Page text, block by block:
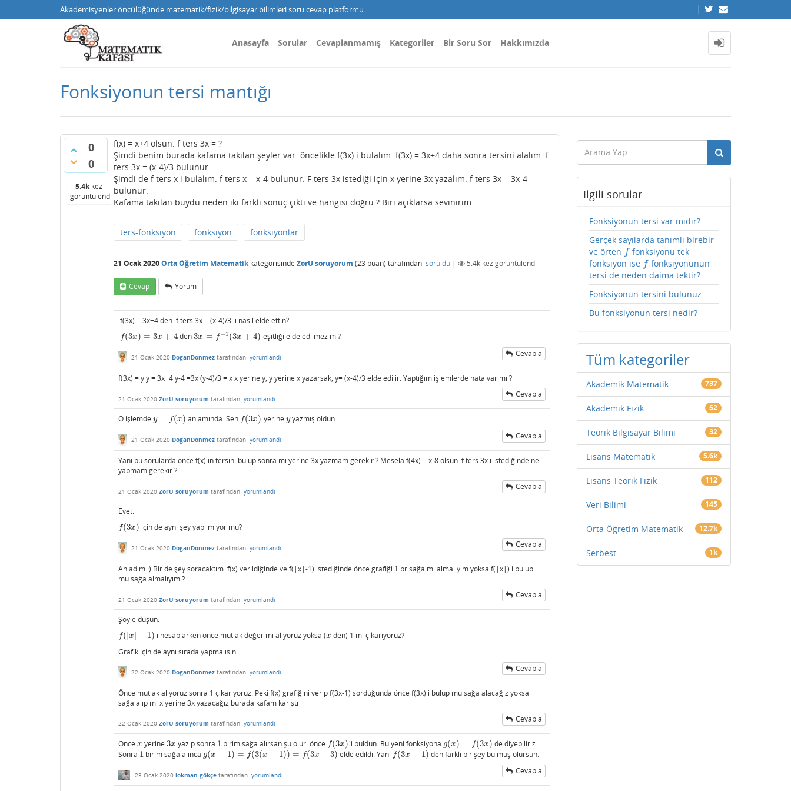
Akademisyenler öncülüğünde matematik/fizik/bilgisayar bilimleri soru cevap platformu
Anasayfa Sorular Cevaplanmamış Kategoriler Bir Soru Sor Hakkımızda
Fonksiyonun tersi mantığı
0
0
5.4kkez
görüntülendi
f(x) = x+4 olsun. f ters 3x = ?
Şimdi benim burada kafama takılan şeyler var. öncelikle f(3x) i bulalım. f(3x) = 3x+4 daha sonra tersini alalım. f
ters 3x = (x-4)/3 bulunur.
Şimdi de f ters x i bulalım. f ters x = x-4 bulunur. F ters 3x istediği için x yerine 3x yazalım. f ters 3x = 3x-4
bulunur.
Kafama takılan buydu neden iki farklı sonuç çıktı ve hangisi doğru ? Biri açıklarsa sevinirim.
ters-fonksiyon fonksiyon fonksiyonlar
21 Ocak 2020Orta Öğretim Matematikkategorisinde ZorU soruyorum (23 puan) tarafından soruldu | 5.4k kez görüntülendi
Cevap Yorum
f(3x) = 3x+4 den f ters 3x = (x-4)/3 i nasıl elde ettin?
f(3x) = 3x + 4
f(3x)=3 x+ 4 den3x = f −1(3x + 4)
3x= f−1(3x+4) eşitliği elde edilmez mi?
21 Ocak 2020 DoganDonmez tarafından yorumlandı Cevapla
f(3x) = y y = 3x+4 y-4 =3x (y-4)/3 = x x yerine y, y yerine x yazarsak, y= (x-4)/3 elde edilir. Yaptığım işlemlerde hata var mı ?
21 Ocak 2020 ZorU soruyorum tarafından yorumlandı Cevapla
O işlemde y = f(x)
y=f(x ) anlamında. Sen f(3x)
f(3x) yerine y
yyazmış oldun.
21 Ocak 2020 DoganDonmez tarafından yorumlandı Cevapla
Yani bu sorularda önce f(x) in tersini bulup sonra mı yerine 3x yazmam gerekir ? Mesela f(4x) = x-8 olsun. f ters 3x i istediğinde ne
yapmam gerekir ?
21 Ocak 2020 ZorU soruyorum tarafından yorumlandı Cevapla
Evet.
f(3x)
f(3x) için de aynı şey yapılmıyor mu?
21 Ocak 2020 DoganDonmez tarafından yorumlandı Cevapla
Anladım :) Bir de şey soracaktım. f(x) verildiğinde ve f(|x|-1) istediğinde önce grafiği 1 br sağa mı almalıyım yoksa f(|x|) i bulup
mu sağa almalıyım ?
21 Ocak 2020 ZorU soruyorum tarafından yorumlandı Cevapla
Şöyle düşün:
f( x − 1)
f(| x| 1) i hesaplarken önce mutlak değer mi alıyoruz yoksa (x
x den) 1 mi çıkarıyoruz?
Grafik için de aynı sırada yapmalısın.
22 Ocak 2020 DoganDonmez tarafından yorumlandı Cevapla
Önce mutlak alıyoruz sonra 1 çıkarıyoruz. Peki f(x) grafiğini verip f(3x-1) sorduğunda önce f(3x) i bulup mu sağa alacağız yoksa
sağa alıp mı x yerine 3x yazacağız burada kafam karıştı
22 Ocak 2020 ZorU soruyorum tarafından yorumlandı Cevapla
Önce x
x yerine 3x
3x yazıp sonra 1
1 birim sağa alırsan şu olur: önce f(3x)
f(3x) 'i buldun. Bu yeni fonksiyona g(x) = f(3x)
g(x)= (3x )
de diyebiliriz.
Sonra 1
1 birim sağa alınca g(x − 1) = f(3(x − 1)) = f(3x − 3)
g(x− 1)=f(3 (x− 1))=f(3 x− 3) elde edildi. Yani f(3x − 1)
f(3x−1) den farklı bir şey bulmuş olursun.
23 Ocak 2020 lokman gökçe tarafından yorumlandı Cevapla
İlgili sorular
Fonksiyonun tersi var mıdır?
Gerçek sayılarda tanımlı birebir
ve örten f
f fonksiyonu tek
fonksiyon ise f
f fonksiyonunun
tersi de neden daima tektir?
Fonksiyonun tersini bulunuz
Bu fonksiyonun tersi nedir?
Tüm kategoriler
Akademik Matematik 737
Akademik Fizik 52
Teorik Bilgisayar Bilimi 32
Lisans Matematik 5.6k
Lisans Teorik Fizik 112
Veri Bilimi 145
Orta Öğretim Matematik 12.7k
Serbest 1k